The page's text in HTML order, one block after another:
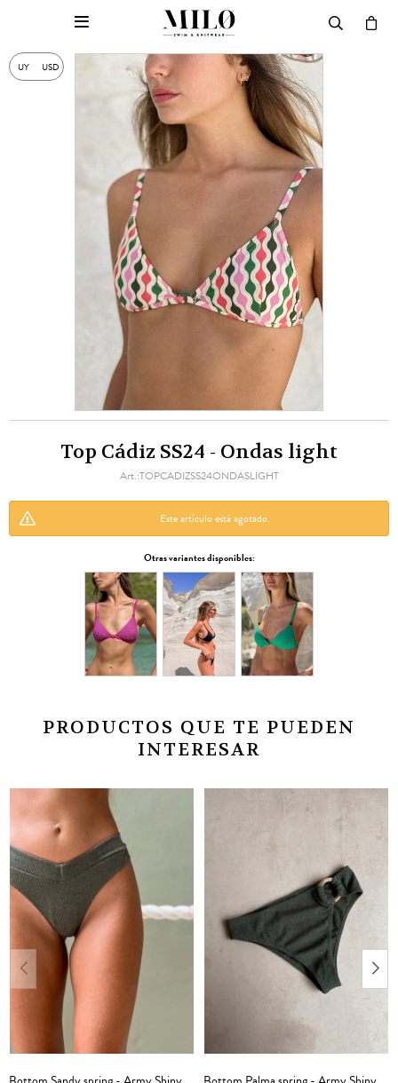
UY USD

Top Cádiz SS24 - Ondas light
TOPCADIZSS24ONDASLIGHT
Este artículo está agotado.
Otras variantes disponibles:
PRODUCTOS QUE TE PUEDEN
INTERESAR